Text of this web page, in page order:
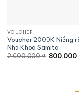
VOUCHER
Voucher 2000K Niềng
Nha Khoa Samita
2.000.000₫ 800.000